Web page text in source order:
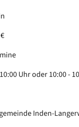
Uhr oder 10:00 -
Inden-